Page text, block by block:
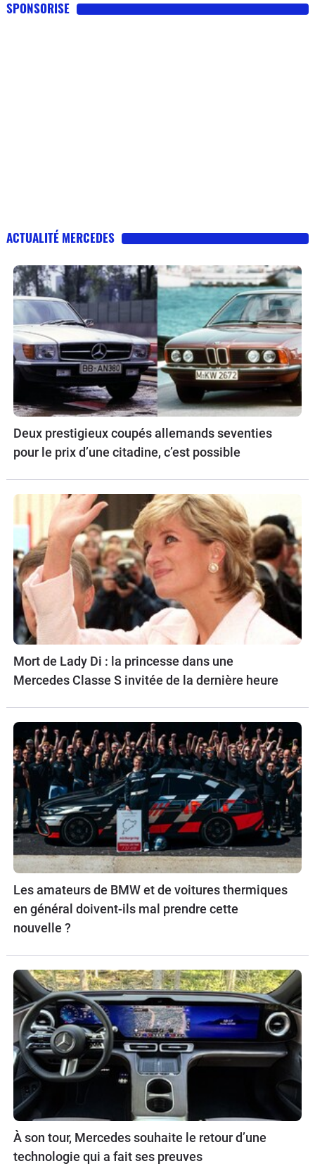
SPONSORISE
ACTUALITÉ MERCEDES
Deux prestigieux coupés allemands seventies
pour le prix d’une citadine, c’est possible
Mort de Lady Di : la princesse dans une
Mercedes Classe S invitée de la dernière heure
Les amateurs de BMW et de voitures thermiques
en général doivent-ils mal prendre cette
nouvelle ?
À son tour, Mercedes souhaite le retour d’une
technologie qui a fait ses preuves